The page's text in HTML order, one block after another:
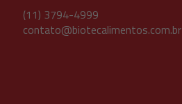
(11) 3794-4999
contato@biotecalimentos.com.br